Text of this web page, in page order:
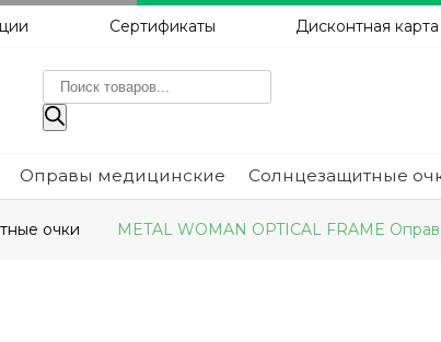
Сертификаты Дисконтная карта
Поиск
товаров
Оправы медицинские Солнцезащитные
очки METAL WOMAN OPTICAL FRAME